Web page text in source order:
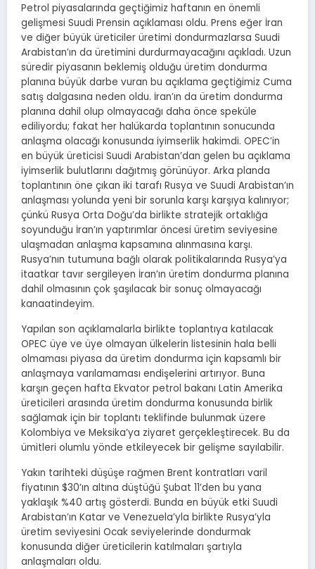
Petrol piyasalarında geçtiğimiz haftanın en önemli
gelişmesi Suudi Prensin açıklaması oldu. Prens eğer İran
ve diğer büyük üreticiler üretimi dondurmazlarsa Suudi
Arabistan’ın da üretimini durdurmayacağını açıkladı. Uzun
süredir piyasanın beklemiş olduğu üretim dondurma
planına büyük darbe vuran bu açıklama geçtiğimiz Cuma
satış dalgasına neden oldu. İran’ın da üretim dondurma
planına dahil olup olmayacağı daha önce speküle
ediliyordu; fakat her halükarda toplantının sonucunda
anlaşma olacağı konusunda iyimserlik hakimdi. OPEC’in
en büyük üreticisi Suudi Arabistan’dan gelen bu açıklama
iyimserlik bulutlarını dağıtmış görünüyor. Arka planda
toplantının öne çıkan iki tarafı Rusya ve Suudi Arabistan’ın
anlaşması yolunda yeni bir sorunla karşı karşıya kalınıyor;
çünkü Rusya Orta Doğu’da birlikte stratejik ortaklığa
soyunduğu İran’ın yaptırımlar öncesi üretim seviyesine
ulaşmadan anlaşma kapsamına alınmasına karşı.
Rusya’nın tutumuna bağlı olarak politikalarında Rusya’ya
itaatkar tavır sergileyen İran’ın üretim dondurma planına
dahil olmasının çok şaşılacak bir sonuç olmayacağı
kanaatindeyim.
Yapılan son açıklamalarla birlikte toplantıya katılacak
OPEC üye ve üye olmayan ülkelerin listesinin hala belli
olmaması piyasa da üretim dondurma için kapsamlı bir
anlaşmaya varılamaması endişelerini artırıyor. Buna
karşın geçen hafta Ekvator petrol bakanı Latin Amerika
üreticileri arasında üretim dondurma konusunda birlik
sağlamak için bir toplantı teklifinde bulunmak üzere
Kolombiya ve Meksika’ya ziyaret gerçekleştirecek. Bu da
ümitleri olumlu yönde etkileyecek bir gelişme sayılabilir.
Yakın tarihteki düşüşe rağmen Brent kontratları varil
fiyatının $30’ın altına düştüğü Şubat 11’den bu yana
yaklaşık %40 artış gösterdi. Bunda en büyük etki Suudi
Arabistan’ın Katar ve Venezuela’yla birlikte Rusya’yla
üretim seviyesini Ocak seviyelerinde dondurmak
konusunda diğer üreticilerin katılmaları şartıyla
anlaşmaları oldu.